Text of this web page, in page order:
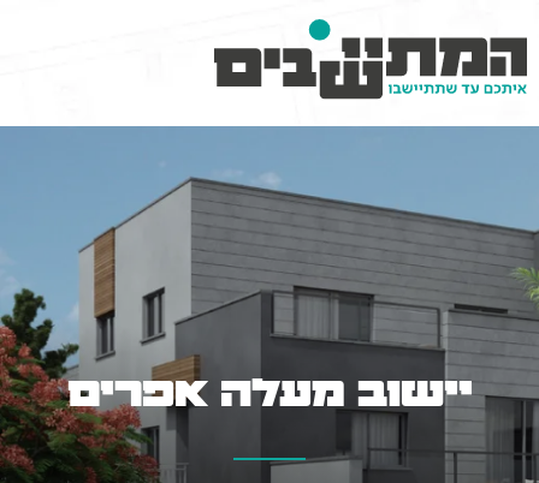
יישוב מעלה אפרים